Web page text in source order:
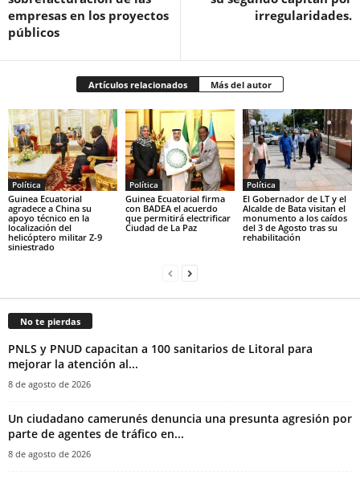
empresas en los proyectos
públicos
irregularidades.
Artículos relacionados Más del autor
Política
Guinea Ecuatorial
agradece a China su
apoyo técnico en la
localización del
helicóptero militar Z-9
siniestrado
Política
Guinea Ecuatorial firma
con BADEA el acuerdo
que permitirá electrificar
Ciudad de La Paz
Política
El Gobernador de LT y el
Alcalde de Bata visitan el
monumento a los caídos
del 3 de Agosto tras su
rehabilitación
No te pierdas
PNLS y PNUD capacitan a 100 sanitarios de Litoral para
mejorar la atención al...
8 de agosto de 2026
‎Un ciudadano camerunés denuncia una presunta agresión por
parte de agentes de tráfico en...
8 de agosto de 2026